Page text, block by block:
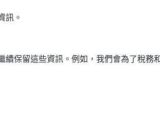
訊。
續保留這些資訊。例如，我們會為了稅務